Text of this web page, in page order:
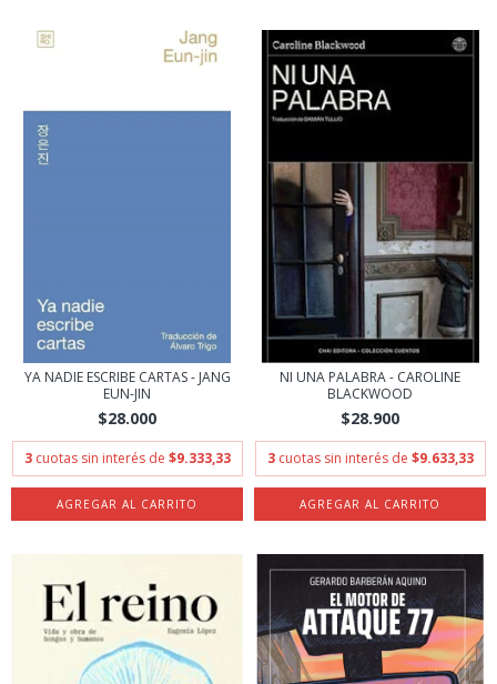
YA NADIE ESCRIBE CARTAS - JANG
EUN-JIN
$28.000
3 cuotas sin interés de $9.333,33
NI UNA PALABRA - CAROLINE
BLACKWOOD
$28.900
3 cuotas sin interés de $9.633,33